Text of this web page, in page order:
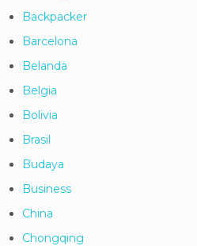
Backpacker
Barcelona
Belanda
Belgia
Bolivia
Brasil
Budaya
Business
China
Chongqing